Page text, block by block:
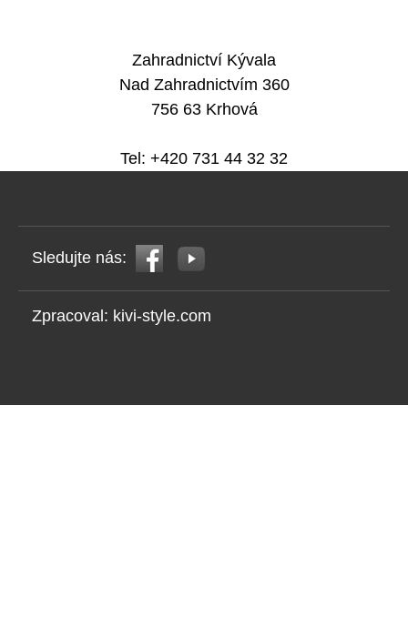
Zahradnictví Kývala
Nad Zahradnictvím 360
756 63 Krhová
Tel: +420 731 44 32 32
Sledujte nás:
Zpracoval: kivi-style.com